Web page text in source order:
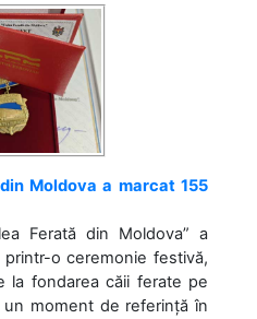
Moldova a marcat 155
Ferată din Moldova” a
o ceremonie festivă,
la fondarea căii ferate pe
un moment de referință în